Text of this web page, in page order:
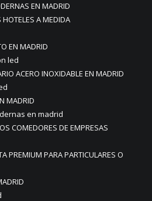
EN MADRID
A MEDIDA
EN MADRID
led
ACERO INOXIDABLE EN MADRID
MADRID
en madrid
COMEDORES DE EMPRESAS
PREMIUM PARA PARTICULARES O